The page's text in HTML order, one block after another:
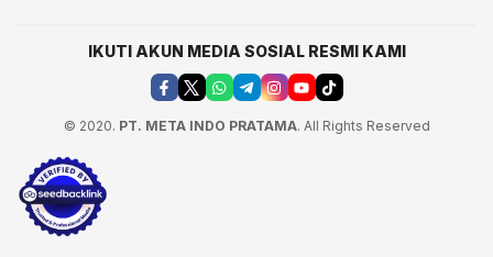
IKUTI AKUN MEDIA SOSIAL RESMI KAMI
© 2020. PT. META INDO PRATAMA. All Rights Reserved